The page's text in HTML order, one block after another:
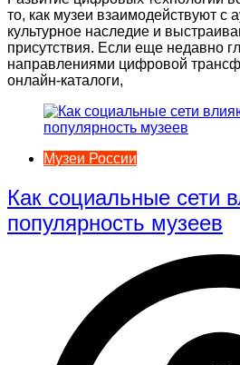
то, как музеи взаимодействуют с
культурное наследие и
присутствия. Если еще недавно
направлениями цифровой
онлайн-каталоги,
Музеи России
Как социальные сети
популярность музеев